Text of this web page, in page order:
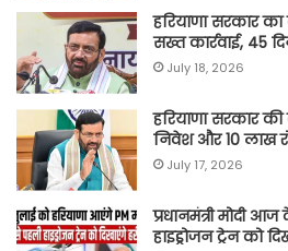
हरियाणा सरकार
सख्त कार्रवाई, 45
July 18, 2026
हरियाणा सरकार
निवेश और 10 लाख
July 17, 2026
प्रधानमंत्री मोदी
हाइड्रोजन ट्रेन को